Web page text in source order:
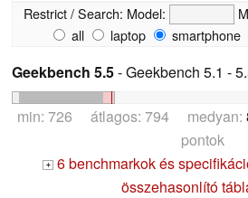
Restrict / Search: Model:
all
laptop smartphone
Geekbench 5.5- Geekbench 5.1 -
min: 726 átlagos: 794 medyan:
pontok
+ 6 benchmarkok és
összehasonlító